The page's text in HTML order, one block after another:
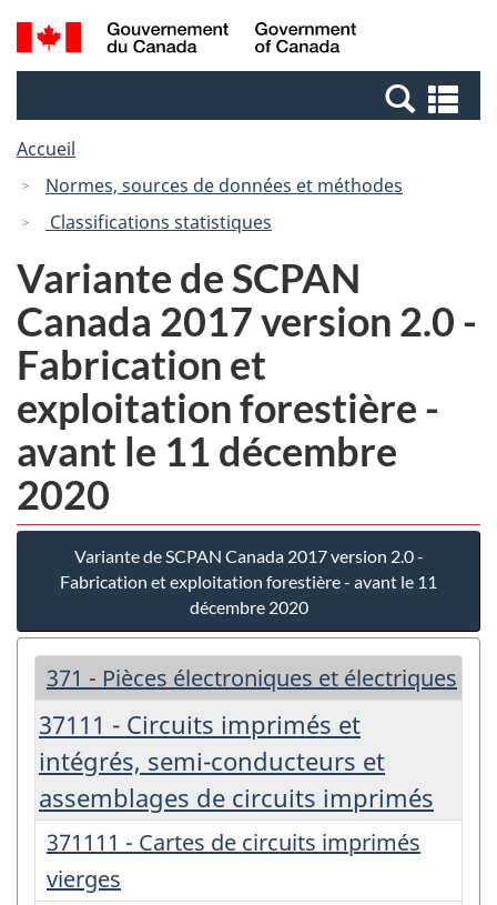
Passer
au
Passer
à
Canada
Recherche
et
et
Accueil
Normes, sources de données et méthodes
Classifications statistiques
Variante de SCPAN
Canada 2017 version 2.0 -
Fabrication et
exploitation forestière -
avant le 11 décembre
2020
Variante de SCPAN Canada 2017 version 2.0 -
Fabrication et exploitation forestière - avant le 11
décembre 2020
371 - Pièces électroniques et électriques
37111 - Circuits imprimés et
intégrés, semi-conducteurs et
assemblages de circuits imprimés
371111 - Cartes de circuits imprimés
vierges